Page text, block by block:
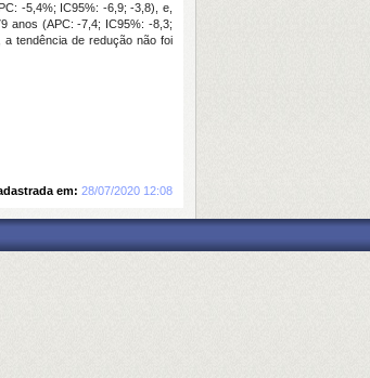
-5,4%; IC95%: -6,9; -3,8), e,
anos (APC: -7,4; IC95%: -8,3;
tendência de redução não foi
em: 28/07/2020 12:08